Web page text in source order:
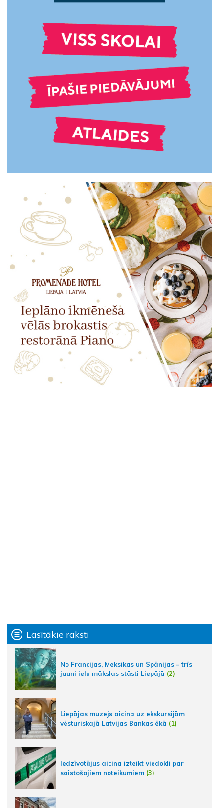
Lasītākie raksti
No Francijas, Meksikas un Spānijas – trīs
jauni ielu mākslas stāsti Liepājā (2)
Liepājas muzejs aicina uz ekskursijām
vēsturiskajā Latvijas Bankas ēkā (1)
Iedzīvotājus aicina izteikt viedokli par
saistošajiem noteikumiem (3)